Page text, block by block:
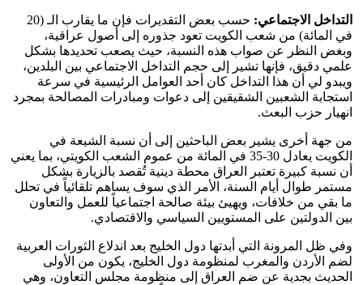
التداخل الاجتماعي:
حسب بعض التقديرات فإن ما يقارب الـ (20
في المائة) من شعب الكويت تعود جذوره إلى أصول عراقية،
وبغض النظر عن صواب هذه النسبة، حيث يصعب تحديدها بشكل
علمي دقيق، فإنها تشير إلى حجم التداخل الاجتماعي بين البلدين،
ويبدو لي أن هذا التداخل كان أحد العوامل الرئيسية في سرعة
استجابة الشعبين الشقيقين إلى دعوات ومبادرات المصالحة بمجرد
انهيار حزب البعث.
من جهة أخرى يشير بعض الباحثين إلى أن نسبة الشيعة في
الكويت يعادل 30-35 في المائة من عموم الشعب الكويتي، بما يعني
أن نسبة كبيرة تعتبر العراق محطة دينية تُقصد بالزيارة بشكل
مستمر طوال أيام السنة، الأمر الذي سوف يساهم تلقائياً في تحلل
ما بقي من خلافات، ويهيئ بيئة صالحة اجتماعياً للعمل والتعاون
بين الدولتين على المستويين السياسي والاقتصادي.
وفي ظل المرونة التي أبدتها دول الخليج بعد اندلاع الثورات العربية
لضم الأردن والمغرب لمنظومة دول الخليج، يكون من الأولى
الحديث بجدية عن ضم العراق إلى منظومة مجلس التعاون، وهي